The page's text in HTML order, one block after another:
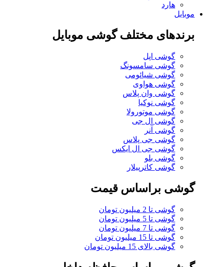
هارد
موبایل
برندهای مختلف گوشی موبایل
گوشی اپل
گوشی سامسونگ
گوشی شیائومی
گوشی هواوی
گوشی وان پلاس
گوشی نوکیا
گوشی موتورولا
گوشی ال جی
گوشی آنر
گوشی جی پلاس
گوشی جی ال ایکس
گوشی بلو
گوشی کاترپیلار
گوشی براساس قیمت
گوشی تا 2 میلیون تومان
گوشی تا 5 میلیون تومان
گوشی تا 7 میلیون تومان
گوشی تا 15 میلیون تومان
گوشی بالای 15 میلیون تومان